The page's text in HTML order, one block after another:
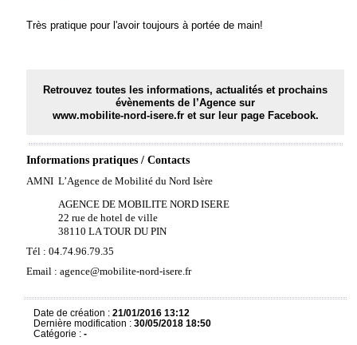
Très pratique pour l'avoir toujours à portée de main!
Retrouvez toutes les informations, actualités et prochains
évènements de l’Agence sur
www.mobilite-nord-isere.fret sur leur page Facebook.
Informations pratiques / Contacts
AMNI  L’Agence de Mobilité du Nord Isère
AGENCE DE MOBILITE NORD ISERE
22 rue de hotel de ville
38110 LA TOUR DU PIN
Tél : 04.74.96.79.35
Email : agence@mobilite-nord-isere.fr
Date de création : 21/01/2016 13:12
Dernière modification : 30/05/2018 18:50
Catégorie : -